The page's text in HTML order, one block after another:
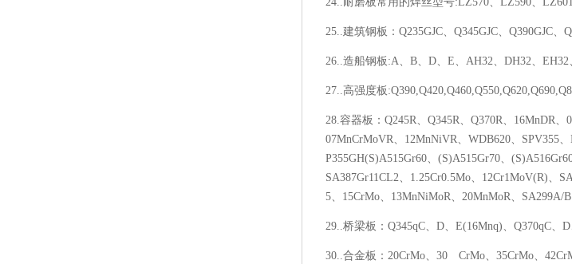
25..建筑钢板：Q235GJC、Q345GJC、Q390GJC、
26..造船钢板:A、B、D、E、AH32、DH32、
27..高强度板
28.容器板：Q245R、Q345R、Q370R、16MnDR
07MnCrMoVR、12MnNiVR、WDB620、SPV355、
P355GH(S)A515Gr60、(S)A515Gr70、
SA387Gr11CL2、1.25Cr0.5Mo、12Cr1MoV(R)、
5、15CrMo、13MnNiMoR、20MnMoR、
29..桥梁板：Q345qC、D、E(16Mnq)、Q370qC、
30..合金板：20CrMo、30 CrMo、35CrMo、